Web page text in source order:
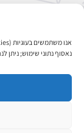
נאסוף נתוני שימוש;